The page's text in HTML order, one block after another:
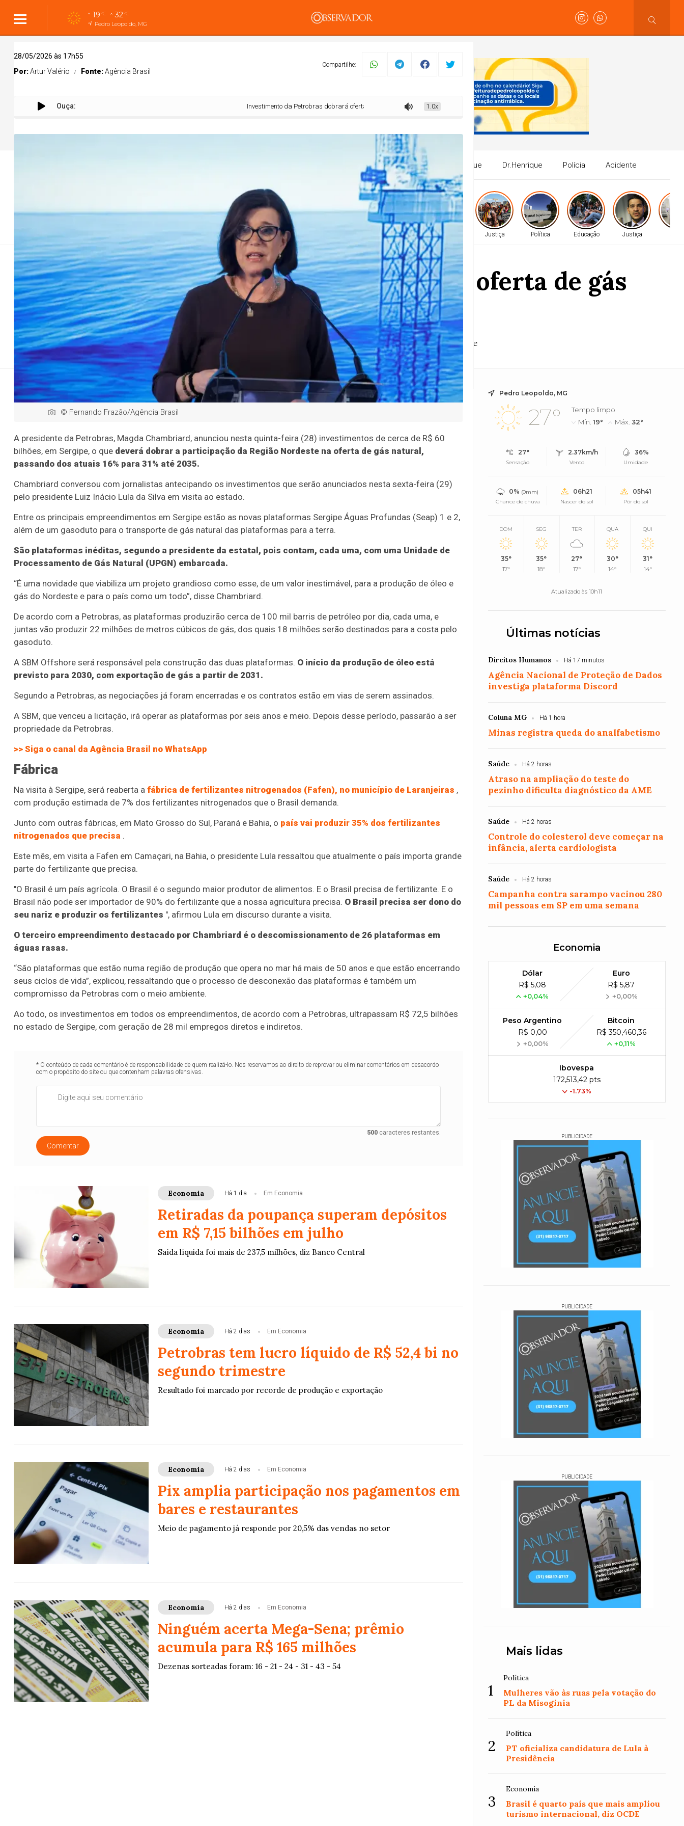
19°C 32°C
Pedro Leopoldo, MG
Dom Walmor Dr.Henrique Dr.Henrique Polícia Acidente
Saúde Política Direitos Humanos Direitos Humanos Geral Justiça Justiça Política Educação Justiça
Investimento da Petrobras dobrará oferta de gás
natural do Nordeste
Anúncio será feito pelo presidente Lula nesta sexta-feira, em Sergipe
28/05/2026 às 17h55
Por:Artur Valério Fonte:Agência Brasil
Compartilhe:
Ouça: Investimento da Petrobras dobrará oferta de gás natural do Nordeste 1.0x
© Fernando Frazão/Agência Brasil
A presidente da Petrobras, Magda Chambriard, anunciou nesta quinta-feira (28) investimentos de cerca de R$ 60
bilhões, em Sergipe, o que deverá dobrar a participação da Região Nordeste na oferta de gás natural,
passando dos atuais 16% para 31% até 2035.
Chambriard conversou com jornalistas antecipando os investimentos que serão anunciados nesta sexta-feira (29)
pelo presidente Luiz Inácio Lula da Silva em visita ao estado.
Entre os principais empreendimentos em Sergipe estão as novas plataformas Sergipe Águas Profundas (Seap) 1 e 2,
além de um gasoduto para o transporte de gás natural das plataformas para a terra.
São plataformas inéditas, segundo a presidente da estatal, pois contam, cada uma, com uma Unidade de
Processamento de Gás Natural (UPGN) embarcada.
“É uma novidade que viabiliza um projeto grandioso como esse, de um valor inestimável, para a produção de óleo e
gás do Nordeste e para o país como um todo”, disse Chambriard.
De acordo com a Petrobras, as plataformas produzirão cerca de 100 mil barris de petróleo por dia, cada uma, e
juntas vão produzir 22 milhões de metros cúbicos de gás, dos quais 18 milhões serão destinados para a costa pelo
gasoduto.
A SBM Offshore será responsável pela construção das duas plataformas. O início da produção de óleo está
previsto para 2030, com exportação de gás a partir de 2031.
Segundo a Petrobras, as negociações já foram encerradas e os contratos estão em vias de serem assinados.
A SBM, que venceu a licitação, irá operar as plataformas por seis anos e meio. Depois desse período, passarão a ser
propriedade da Petrobras.
>> Siga o canal da Agência Brasil no WhatsApp
Fábrica
Na visita à Sergipe, será reaberta a fábrica de fertilizantes nitrogenados (Fafen), no município de Laranjeiras ,
com produção estimada de 7% dos fertilizantes nitrogenados que o Brasil demanda.
Junto com outras fábricas, em Mato Grosso do Sul, Paraná e Bahia, o país vai produzir 35% dos fertilizantes
nitrogenados que precisa .
Este mês, em visita a Fafen em Camaçari, na Bahia, o presidente Lula ressaltou que atualmente o país importa grande
parte do fertilizante que precisa.
"O Brasil é um país agrícola. O Brasil é o segundo maior produtor de alimentos. E o Brasil precisa de fertilizante. E o
Brasil não pode ser importador de 90% do fertilizante que a nossa agricultura precisa. O Brasil precisa ser dono do
seu nariz e produzir os fertilizantes ", afirmou Lula em discurso durante a visita.
O terceiro empreendimento destacado por Chambriard é o descomissionamento de 26 plataformas em
águas rasas.
“São plataformas que estão numa região de produção que opera no mar há mais de 50 anos e que estão encerrando
seus ciclos de vida”, explicou, ressaltando que o processo de desconexão das plataformas é também um
compromisso da Petrobras com o meio ambiente.
Ao todo, os investimentos em todos os empreendimentos, de acordo com a Petrobras, ultrapassam R$ 72,5 bilhões
no estado de Sergipe, com geração de 28 mil empregos diretos e indiretos.
* O conteúdo de cada comentário é de responsabilidade de quem realizá-lo. Nos reservamos ao direito de reprovar ou eliminar comentários em desacordo
com o propósito do site ou que contenham palavras ofensivas.
500caracteres restantes.
Comentar
Economia Há 1 dia Em Economia
Retiradas da poupança superam depósitos
em R$ 7,15 bilhões em julho
Saída líquida foi mais de 237,5 milhões, diz Banco Central
Economia Há 2 dias Em Economia
Petrobras tem lucro líquido de R$ 52,4 bi no
segundo trimestre
Resultado foi marcado por recorde de produção e exportação
Economia Há 2 dias Em Economia
Pix amplia participação nos pagamentos em
bares e restaurantes
Meio de pagamento já responde por 20,5% das vendas no setor
Economia Há 2 dias Em Economia
Ninguém acerta Mega-Sena; prêmio
acumula para R$ 165 milhões
Dezenas sorteadas foram: 16 - 21 - 24 - 31 - 43 - 54
Pedro Leopoldo, MG
27°
Tempo limpo
Mín.19° Máx.32°
27°
Sensação
2.37km/h
Vento
36%
Umidade
0% (0mm)
Chance de chuva
06h21
Nascer do sol
05h41
Pôr do sol
DOM
35°
17°
SEG
35°
18°
TER
27°
17°
QUA
30°
14°
QUI
31°
14°
Atualizado às 10h11
Últimas notícias
Direitos Humanos Há 17 minutos
Agência Nacional de Proteção de Dados
investiga plataforma Discord
Coluna MG Há 1 hora
Minas registra queda do analfabetismo
Saúde Há 2 horas
Atraso na ampliação do teste do
pezinho dificulta diagnóstico da AME
Saúde Há 2 horas
Controle do colesterol deve começar na
infância, alerta cardiologista
Saúde Há 2 horas
Campanha contra sarampo vacinou 280
mil pessoas em SP em uma semana
Economia
Dólar
R$ 5,08
+0,04%
Euro
R$ 5,87
+0,00%
Peso Argentino
R$ 0,00
+0,00%
Bitcoin
R$ 350,460,36
+0,11%
Ibovespa
172,513,42 pts
-1.73%
PUBLICIDADE
PUBLICIDADE
PUBLICIDADE
Mais lidas
1
Política
Mulheres vão às ruas pela votação do
PL da Misoginia
2
Política
PT oficializa candidatura de Lula à
Presidência
3
Economia
Brasil é quarto país que mais ampliou
turismo internacional, diz OCDE